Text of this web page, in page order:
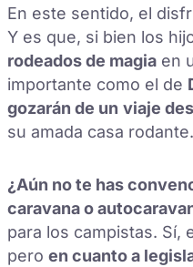
En este sentido, el
Y es que, si bien los
rodeados de magia en
importante como el de
gozarán de un viaje
su amada casa rodante.
¿Aún no te has
caravana o
para los campistas. Sí,
pero en cuanto a